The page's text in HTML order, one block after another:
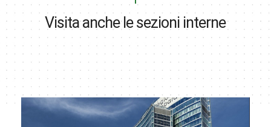
Visita anche le sezioni interne